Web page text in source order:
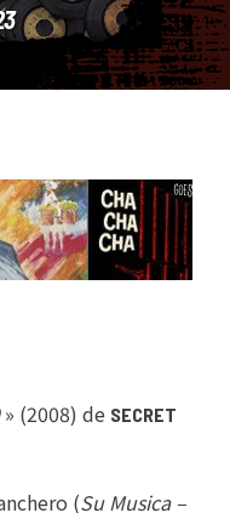
» (2008) de SECRET
(Su Musica –